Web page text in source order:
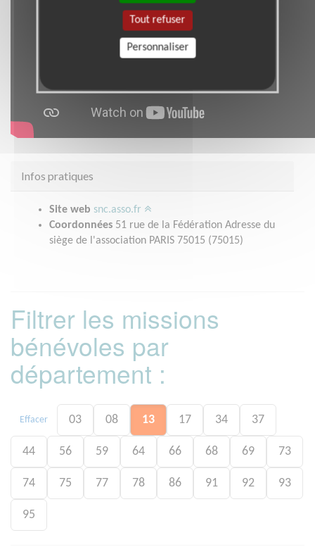
Infos pratiques
Site web snc.asso.fr
Coordonnées 51 rue de la Fédération Adresse du
siège de l'association PARIS 75015 (75015)
Filtrer les missions
bénévoles par
département :
Effacer 03 08 13 17 34 37
44 56 59 64 66 68 69 73
74 75 77 78 86 91 92 93
95
Tout refuser
Personnaliser